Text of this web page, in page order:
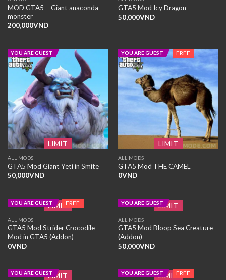
MOD GTA5 – Giant anaconda
monster
200,000VND
GTA5 Mod Icy Dragon
50,000VND
LIMIT
YOU ARE GUEST
ALL MODS
GTA5 Mod Giant Yeti in Smite
50,000VND
LIMIT
YOU ARE GUEST FREE
ALL MODS
GTA5 Mod THE CAMEL
0VND
LIMIT
YOU ARE GUEST FREE
ALL MODS
GTA5 Mod Strider Crocodile
Mod in GTA5 (Addon)
0VND
LIMIT
YOU ARE GUEST
ALL MODS
GTA5 Mod Bloop Sea Creature
(Addon)
50,000VND
LIMIT
YOU ARE GUEST LIMIT
YOU ARE GUEST FREE